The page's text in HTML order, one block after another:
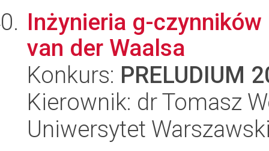
Inżynieria g-
van der Waalsa
Konkurs: PRELUDIUM
Kierownik: dr Tomasz
Uniwersytet